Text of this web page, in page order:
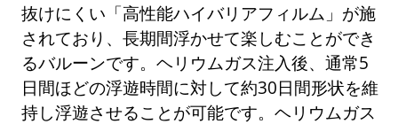
抜けにくい「高性能ハイバリアフィルム」が施
されており、長期間浮かせて楽しむことができ
るバルーンです。ヘリウムガス注入後、通常5
日間ほどの浮遊時間に対して約30日間形状を維
持し浮遊させることが可能です。ヘリウムガス